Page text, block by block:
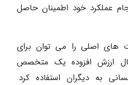
عملکرد خود اطمینان حاصل
های اصلی را می توان برای
ارزش افزوده یک متخصص
به دیگران استفاده کرد.